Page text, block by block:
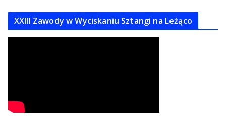
XXIII Zawody w Wyciskaniu Sztangi na Leżąco